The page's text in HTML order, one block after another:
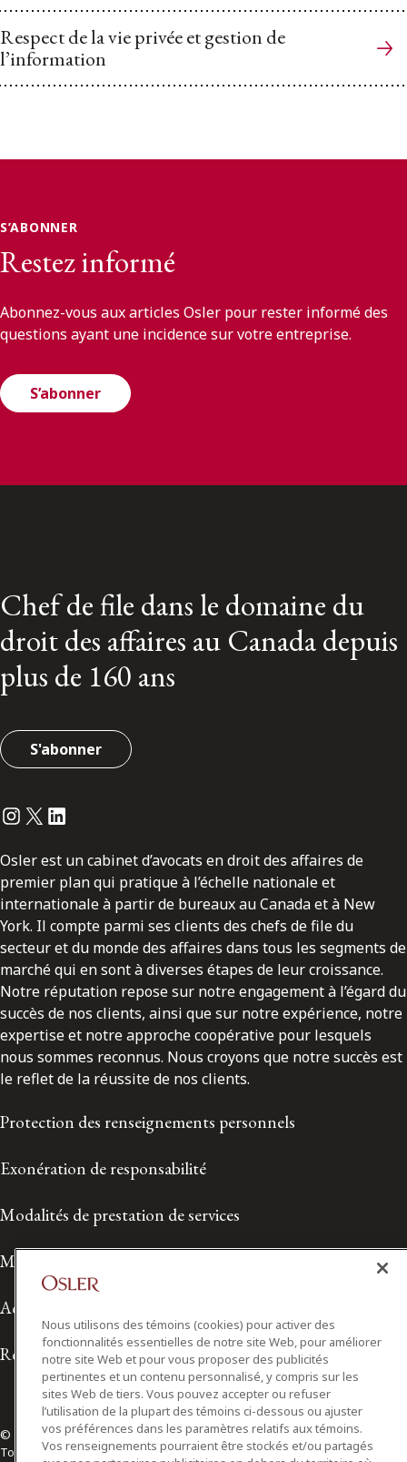
Respect de la vie privée et gestion de
l’information
S’ABONNER
Restez informé
Abonnez-vous aux articles Osler pour rester informé des
questions ayant une incidence sur votre entreprise.
S’abonner
Chef de file dans le domaine du
droit des affaires au Canada depuis
plus de 160 ans
S'abonner
Instagram
Twitter
LinkedIn
Osler est un cabinet d’avocats en droit des affaires de
premier plan qui pratique à l’échelle nationale et
internationale à partir de bureaux au Canada et à New
York. Il compte parmi ses clients des chefs de file du
secteur et du monde des affaires dans tous les segments de
marché qui en sont à diverses étapes de leur croissance.
Notre réputation repose sur notre engagement à l’égard du
succès de nos clients, ainsi que sur notre expérience, notre
expertise et notre approche coopérative pour lesquels
nous sommes reconnus. Nous croyons que notre succès est
le reflet de la réussite de nos clients.
Protection des renseignements personnels
Exonération de responsabilité
Modalités de prestation de services
Modalités d'utilisation
Accessibilité
Relations avec les médias
© 2026 Osler, Hoskin & Harcourt S.E.N.C.R.L./s.r.l.
Tous droits réservés
Nous utilisons des témoins (cookies) pour activer des
fonctionnalités essentielles de notre site Web, pour améliorer
notre site Web et pour vous proposer des publicités
pertinentes et un contenu personnalisé, y compris sur les
sites Web de tiers. Vous pouvez accepter ou refuser
l’utilisation de la plupart des témoins ci-dessous ou ajuster
vos préférences dans les paramètres relatifs aux témoins.
Vos renseignements pourraient être stockés et/ou partagés